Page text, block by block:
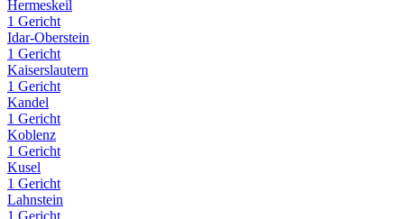
Hermeskeil
1 Gericht
Idar-Oberstein
1 Gericht
Kaiserslautern
1 Gericht
Kandel
1 Gericht
Koblenz
1 Gericht
Kusel
1 Gericht
Lahnstein
1 Gericht